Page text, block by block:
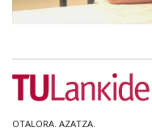
OTALORA. AZATZA.